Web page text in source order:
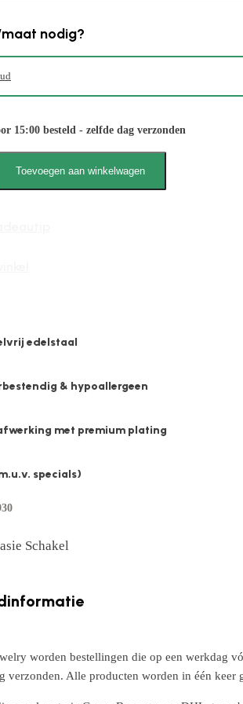
nodig?
15:00 besteld - zelfde dag verzonden
Toevoegen aan winkelwagen
edelstaal
& hypoallergeen
met premium plating
specials)
Schakel
worden bestellingen die op een werkdag
verzonden. Alle producten worden in één